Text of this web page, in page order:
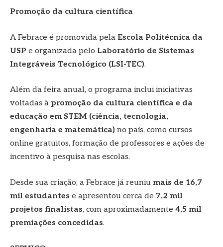
Promoção da cultura científica
A Febrace é promovida pela Escola Politécnica da
USP e organizada pelo Laboratório de Sistemas
Integráveis Tecnológico (LSI-TEC).
Além da feira anual, o programa inclui iniciativas
voltadas à promoção da cultura científica e da
educação em STEM (ciência, tecnologia,
engenharia e matemática) no país, como cursos
online gratuitos, formação de professores e ações de
incentivo à pesquisa nas escolas.
Desde sua criação, a Febrace já reuniu mais de 16,7
mil estudantes e apresentou cerca de 7,2 mil
projetos finalistas, com aproximadamente 4,5 mil
premiações concedidas.